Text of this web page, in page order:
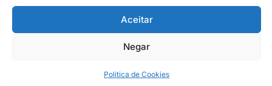
Aceitar
Negar
Política de Cookies
@2025. Todos os direitos reservados